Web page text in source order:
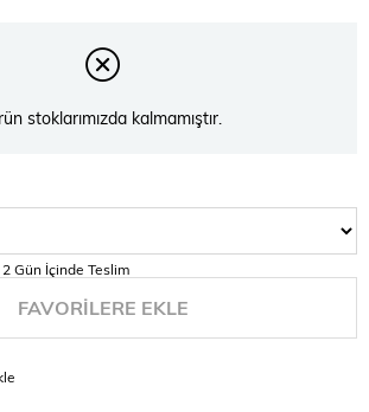
stoklarımızda kalmamıştır.
2 Gün İçinde Teslim
FAVORILERE EKLE